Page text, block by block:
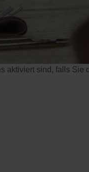
aktiviert sind, falls Sie